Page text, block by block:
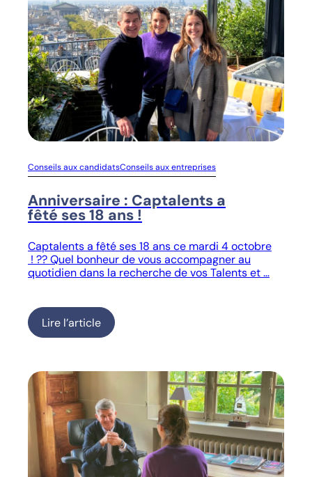
Conseils aux candidatsConseils aux entreprises
Anniversaire : Captalents a
fêté ses 18 ans !
Captalents a fêté ses 18 ans ce mardi 4 octobre
! ?? Quel bonheur de vous accompagner au
quotidien dans la recherche de vos Talents et …
Lire l’article